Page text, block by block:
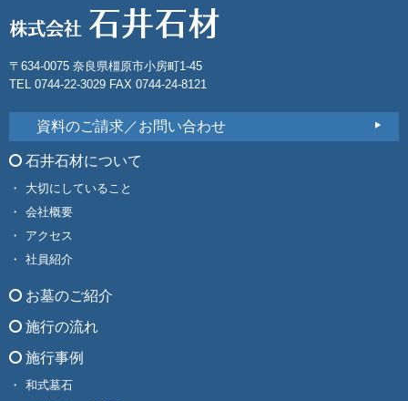
〒634-0075 奈良県橿原市小房町1-45
TEL 0744-22-3029 FAX 0744-24-8121
資料のご請求／お問い合わせ
石井石材について
大切にしていること
会社概要
アクセス
社員紹介
お墓のご紹介
施行の流れ
施行事例
和式墓石